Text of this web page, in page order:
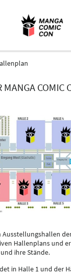
COMIC
Hallenplans und
ihre Stände.
in Halle 1 und der